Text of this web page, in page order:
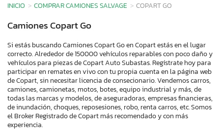
INICIO COMPRAR CAMIONES SALVAGE COPART GO
Camiones Copart Go
Si estás buscando Camiones Copart Go en Copart estás en el lugar
correcto. Alrededor de 150000 vehículos reparables con poco daño y
vehículos para piezas de Copart Auto Subastas. Regístrate hoy para
participar en remates en vivo con tu propia cuenta en la página web
de Copart, sin necesitar licencia de consecionario. Vendemos carros,
camiones, camionetas, motos, botes, equipo industrial y más, de
todas las marcas y modelos, de aseguradoras, empresas financieras,
de inundación, choques, reposesiones, robo, renta carros, etc. Somos
el Broker Registrado de Copart más recomendado y con más
experiencia.